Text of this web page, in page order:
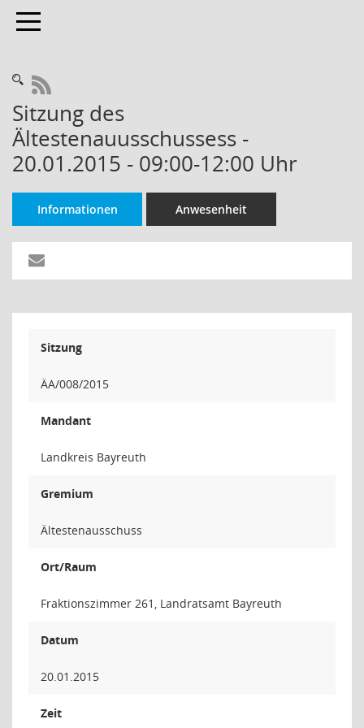
Toggle navigation
RSS-Feed
Sitzung des
Ältestenauusschussess -
20.01.2015 - 09:00-12:00 Uhr
Informationen Anwesenheit
Sitzung
ÄA/008/2015
Mandant
Landkreis Bayreuth
Gremium
Ältestenausschuss
Ort/Raum
Fraktionszimmer 261, Landratsamt Bayreuth
Datum
20.01.2015
Zeit